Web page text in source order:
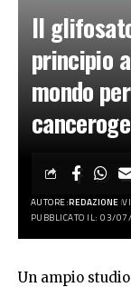
Il
principio
mondo
AUTORE:REDAZIONE
PUBBLICATO IL: 03/
Un ampio